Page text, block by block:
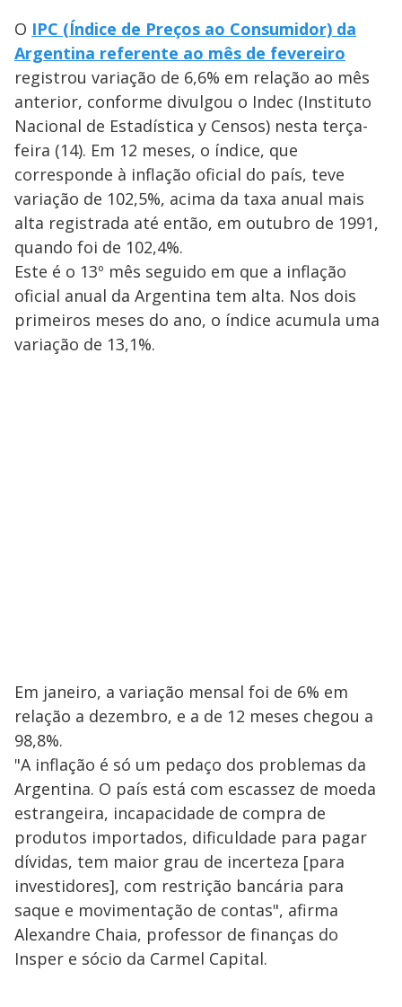
O IPC (Índice de Preços ao Consumidor) da
Argentina referente ao mês de fevereiro
registrou variação de 6,6% em relação ao mês
anterior, conforme divulgou o Indec (Instituto
Nacional de Estadística y Censos) nesta terça-
feira (14). Em 12 meses, o índice, que
corresponde à inflação oficial do país, teve
variação de 102,5%, acima da taxa anual mais
alta registrada até então, em outubro de 1991,
quando foi de 102,4%.
Este é o 13º mês seguido em que a inflação
oficial anual da Argentina tem alta. Nos dois
primeiros meses do ano, o índice acumula uma
variação de 13,1%.
Em janeiro, a variação mensal foi de 6% em
relação a dezembro, e a de 12 meses chegou a
98,8%.
"A inflação é só um pedaço dos problemas da
Argentina. O país está com escassez de moeda
estrangeira, incapacidade de compra de
produtos importados, dificuldade para pagar
dívidas, tem maior grau de incerteza [para
investidores], com restrição bancária para
saque e movimentação de contas", afirma
Alexandre Chaia, professor de finanças do
Insper e sócio da Carmel Capital.